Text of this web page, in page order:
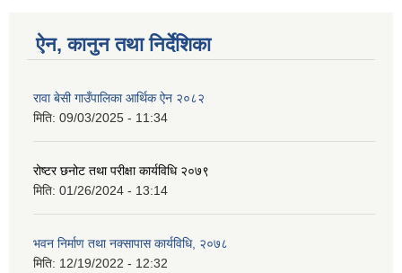
ऐन, कानुन तथा निर्देशिका
रावा बेसी गाउँपालिका आर्थिक ऐन २०८२
मिति: 09/03/2025 - 11:34
रोष्टर छनोट तथा परीक्षा कार्यविधि २०७९
मिति: 01/26/2024 - 13:14
भवन निर्माण तथा नक्सापास कार्यविधि, २०७८
मिति: 12/19/2022 - 12:32